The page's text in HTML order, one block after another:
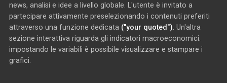
news, analisi e idee a livello globale. L'utente è invitato a
partecipare attivamente preselezionando i contenuti preferiti
attraverso una funzione dedicata ("your quoted") . Un'altra
sezione interattiva riguarda gli indicatori macroeconomici:
impostando le variabili è possibile visualizzare e stampare i
grafici.